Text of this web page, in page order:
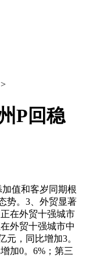
>
P回稳
值和客岁同期根
势。3、外贸显著
在外贸十强城市
外贸十强城市中
元，同比增加3。
加0。6%；第三